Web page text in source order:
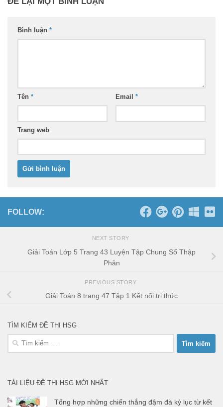
Bình luận *
Tên * Email *
Trang web
FOLLOW:
NEXT STORY
Giải Toán Lớp 5 Trang 43 Luyện Tập Chung Số Thập
Phân
PREVIOUS STORY
Giải Toán 8 trang 47 Tập 1 Kết nối tri thức
TÌM KIẾM ĐỀ THI HSG
Tìm
TÀI LIỆU ĐỀ THI HSG MỚI NHẤT
Tổng hợp những chiến thắng đậm đà kỷ lục từ kết